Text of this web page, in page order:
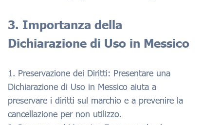
3. Importanza della
Dichiarazione di Uso in Messico
1. Preservazione dei Diritti: Presentare una
Dichiarazione di Uso in Messico aiuta a
preservare i diritti sul marchio e a prevenire la
cancellazione per non utilizzo.